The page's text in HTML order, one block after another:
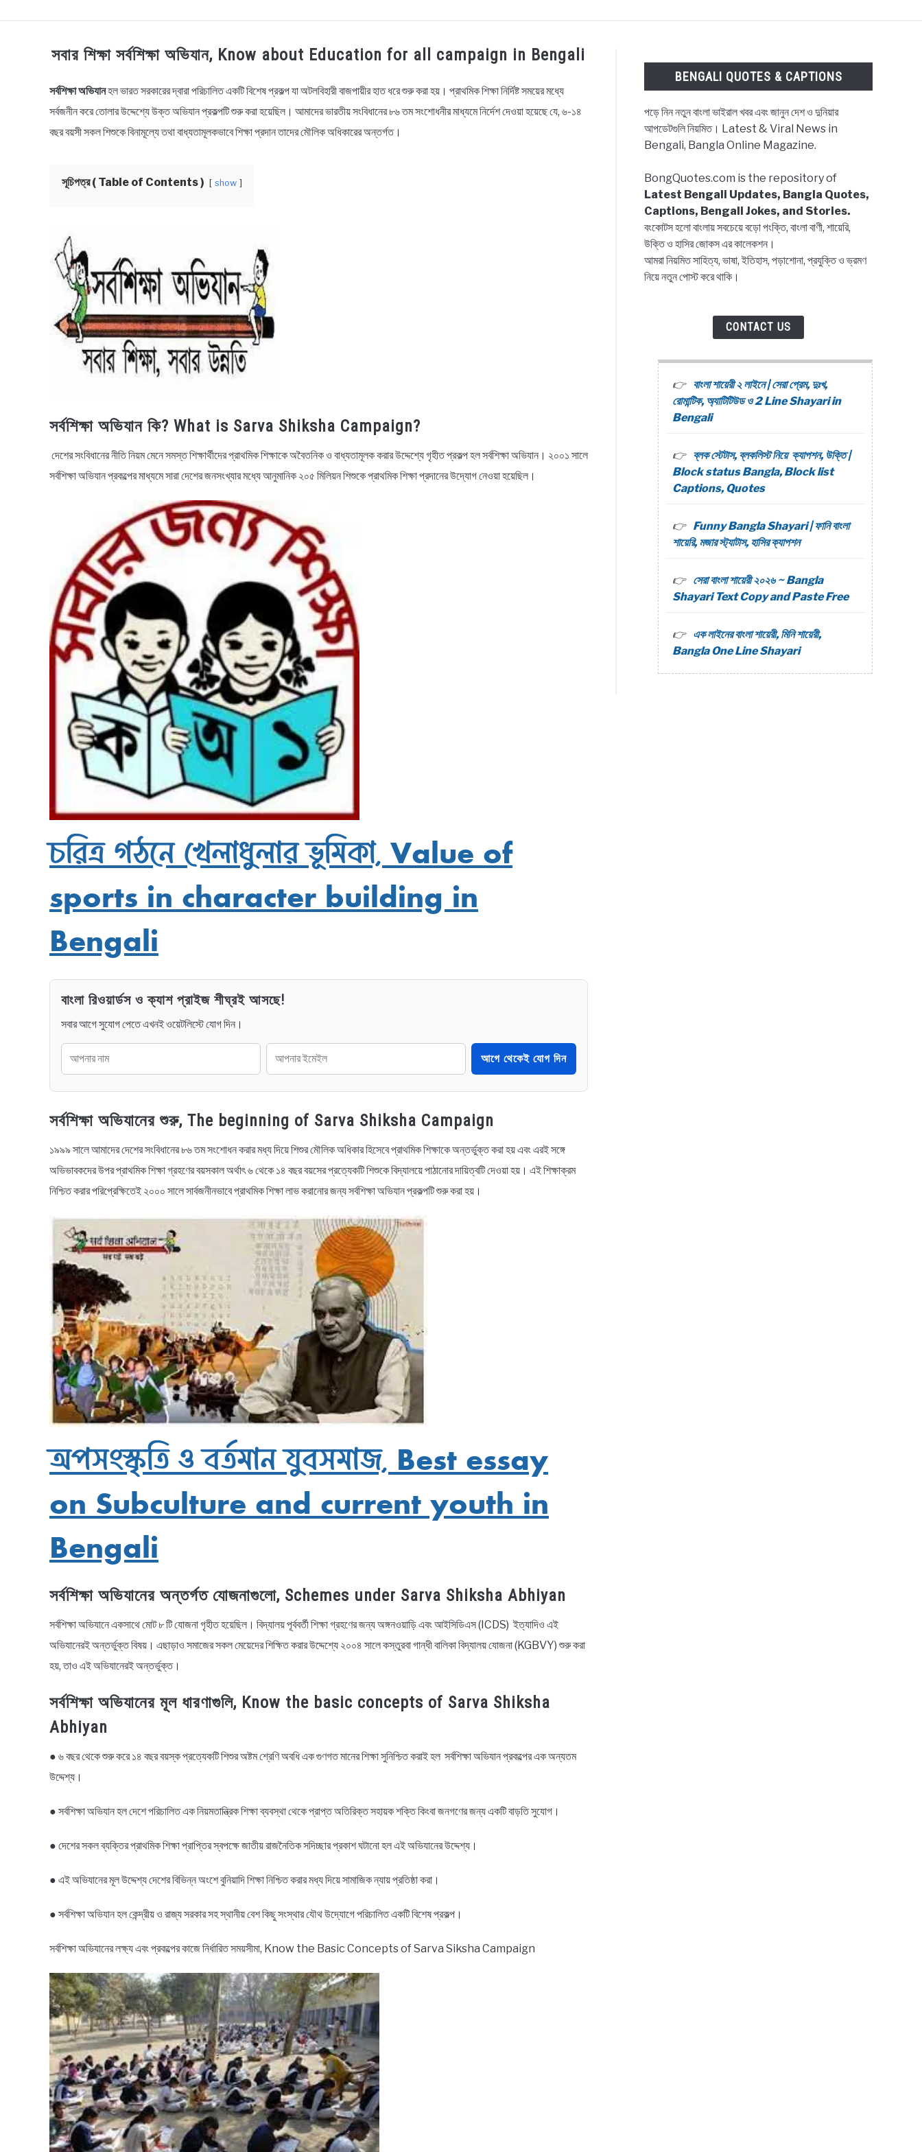
TECHNOLOGY HEALTH & LIFESTYLE BIOGRAPHY EDUCATIONAL BENGALI WISHES
BENGALI NAMES BENGALI STORIES
সবার শিক্ষা সর্বশিক্ষা অভিযান, Know about Education for all campaign in Bengali
in
Bangla
Rochona
Educational
সর্বশিক্ষা অভিযানহল ভারত সরকারের দ্বারা পরিচালিত একটি বিশেষ প্রকল্প যা অটলবিহারী বাজপায়ীর হাত ধরে শুরু করা হয়। প্রাথমিক শিক্ষা নির্দিষ্ট সময়ের মধ্যে
সর্বজনীন করে তোলার উদ্দেশ্যে উক্ত অভিযান প্রকল্পটি শুরু করা হয়েছিল। আমাদের ভারতীয় সংবিধানের ৮৬ তম সংশোধনীর মাধ্যমে নির্দেশ দেওয়া হয়েছে যে, ৬-১৪
বছর বয়সী সকল শিশুকে বিনামূল্যে তথা বাধ্যতামূলকভাবে শিক্ষা প্রদান তাদের মৌলিক অধিকারের অন্তর্গত।
সূচিপত্র ( Table of Contents ) show
সর্বশিক্ষা অভিযান কি? What is Sarva Shiksha Campaign?
দেশের সংবিধানের নীতি নিয়ম মেনে সমস্ত শিক্ষার্থীদের প্রাথমিক শিক্ষাকে অবৈতনিক ও বাধ্যতামূলক করার উদ্দেশ্যে গৃহীত প্রকল্প হল সর্বশিক্ষা অভিযান। ২০০১ সালে
সর্বশিক্ষা অভিযান প্রকল্পের মাধ্যমে সারা দেশের জনসংখ্যার মধ্যে আনুমানিক ২০৫ মিলিয়ন শিশুকে প্রাথমিক শিক্ষা প্রদানের উদ্যোগ নেওয়া হয়েছিল।
চরিত্র গঠনে খেলাধুলার ভূমিকা, Value of
sports in character building in
Bengali
বাংলা রিওয়ার্ডস ও ক্যাশ প্রাইজ শীঘ্রই আসছে!
সবার আগে সুযোগ পেতে এখনই ওয়েটলিস্টে যোগ দিন।
আগে থেকেই যোগ দিন
সর্বশিক্ষা অভিযানের শুরু, The beginning of Sarva Shiksha Campaign
১৯৯৯ সালে আমাদের দেশের সংবিধানের ৮৬ তম সংশোধন করার মধ্য দিয়ে শিশুর মৌলিক অধিকার হিসেবে প্রাথমিক শিক্ষাকে অন্তর্ভুক্ত করা হয় এবং এরই সঙ্গে
অভিভাবকদের উপর প্রাথমিক শিক্ষা গ্রহণের বয়সকাল অর্থাৎ ৬ থেকে ১৪ বছর বয়সের প্রত্যেকটি শিশুকে বিদ্যালয়ে পাঠানোর দায়িত্বটি দেওয়া হয়। এই শিক্ষাক্রম
নিশ্চিত করার পরিপ্রেক্ষিতেই ২০০০ সালে সার্বজনীনভাবে প্রাথমিক শিক্ষা লাভ করানোর জন্য সর্বশিক্ষা অভিযান প্রকল্পটি শুরু করা হয়।
অপসংস্কৃতি ও বর্তমান যুবসমাজ, Best essay
on Subculture and current youth in
Bengali
সর্বশিক্ষা অভিযানের অন্তর্গত যোজনাগুলো, Schemes under Sarva Shiksha Abhiyan
সর্বশিক্ষা অভিযানে একসাথে মোট ৮ টি যোজনা গৃহীত হয়েছিল। বিদ্যালয় পূর্ববর্তী শিক্ষা গ্রহণের জন্য অঙ্গনওয়াড়ি এবং আইসিডিএস (ICDS) ইত্যাদিও এই
অভিযানেরই অন্তর্ভুক্ত বিষয়। এছাড়াও সমাজের সকল মেয়েদের শিক্ষিত করার উদ্দেশ্যে ২০০৪ সালে কস্তুরবা গান্ধী বালিকা বিদ্যালয় যোজনা (KGBVY) শুরু করা
হয়, তাও এই অভিযানেরই অন্তর্ভুক্ত।
সর্বশিক্ষা অভিযানের মূল ধারণাগুলি, Know the basic concepts of Sarva Shiksha
Abhiyan
● ৬ বছর থেকে শুরু করে ১৪ বছর বয়স্ক প্রত্যেকটি শিশুর অষ্টম শ্রেণি অবধি এক গুণগত মানের শিক্ষা সুনিশ্চিত করাই হল সর্বশিক্ষা অভিযান প্রকল্পের এক অন্যতম
উদ্দেশ্য।
● সর্বশিক্ষা অভিযান হল দেশে পরিচালিত এক নিয়মতান্ত্রিক শিক্ষা ব্যবস্থা থেকে প্রাপ্ত অতিরিক্ত সহায়ক শক্তি কিংবা জনগণের জন্য একটি বাড়তি সুযোগ।
● দেশের সকল ব্যক্তির প্রাথমিক শিক্ষা প্রাপ্তির স্বপক্ষে জাতীয় রাজনৈতিক সদিচ্ছার প্রকাশ ঘটানো হল এই অভিযানের উদ্দেশ্য।
● এই অভিযানের মূল উদ্দেশ্য দেশের বিভিন্ন অংশে বুনিয়াদি শিক্ষা নিশ্চিত করার মধ্য দিয়ে সামাজিক ন্যায় প্রতিষ্ঠা করা।
● সর্বশিক্ষা অভিযান হল কেন্দ্রীয় ও রাজ্য সরকার সহ স্থানীয় বেশ কিছু সংস্থার যৌথ উদ্যোগে পরিচালিত একটি বিশেষ প্রকল্প।
সর্বশিক্ষা অভিযানের লক্ষ্য এবং প্রকল্পের কাজে নির্ধারিত সময়সীমা, Know the Basic Concepts of Sarva Siksha Campaign
BENGALI QUOTES & CAPTIONS
পড়ে নিন নতুন বাংলা ভাইরাল খবর এবং জানুন দেশ ও দুনিয়ার
আপডেটগুলি নিয়মিত। Latest & Viral News in
Bengali, Bangla Online Magazine.
BongQuotes.com is the repository of
Latest Bengali Updates, Bangla Quotes,
Captions, Bengali Jokes, and Stories.
বংকোটস হলো বাংলায় সবচেয়ে বড়ো পংক্তি, বাংলা বাণী, শায়েরি,
উক্তি ও হাসির জোকস এর কালেকশন।
আমরা নিয়মিত সাহিত্য, ভাষা, ইতিহাস, পড়াশোনা, প্রযুক্তি ও ভ্রমণ
নিয়ে নতুন পোস্ট করে থাকি।
CONTACT US
বাংলা শায়েরী ২ লাইনে | সেরা প্রেম, দুঃখ,
রোমান্টিক, অ্যাটিটিউড ও 2 Line Shayari in
Bengali
ব্লক স্টেটাস, ব্লকলিস্ট নিয়ে ক্যাপশন, উক্তি |
Block status Bangla, Block list
Captions, Quotes
Funny Bangla Shayari | ফানি বাংলা
শায়েরি, মজার স্ট্যাটাস, হাসির ক্যাপশন
সেরা বাংলা শায়েরী ২০২৬ ~ Bangla
Shayari Text Copy and Paste Free
এক লাইনের বাংলা শায়েরী, মিনি শায়েরী,
Bangla One Line Shayari